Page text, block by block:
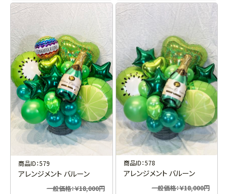
商品ID：579
アレンジメント バルーン
一般価格：￥18,000円
商品ID：578
アレンジメント バルーン
一般価格：￥18,000円